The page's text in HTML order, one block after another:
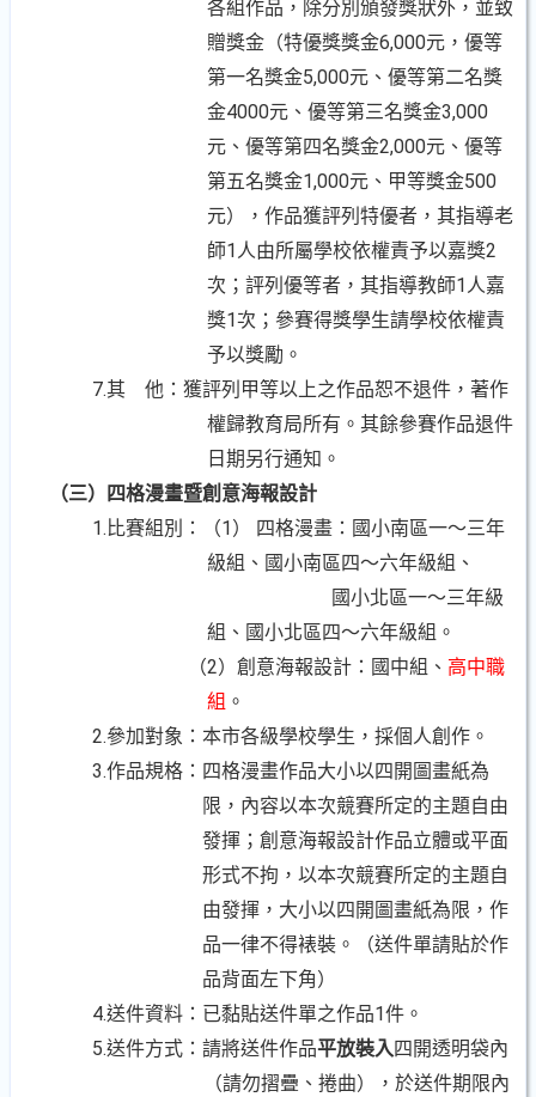
各組作品，除分別頒發獎狀外，並致
贈獎金（特優獎獎金6,000元，優等
第一名獎金5,000元、優等第二名獎
金4000元、優等第三名獎金3,000
元、優等第四名獎金2,000元、優等
第五名獎金1,000元、甲等獎金500
元），作品獲評列特優者，其指導老
師1人由所屬學校依權責予以嘉獎2
次；評列優等者，其指導教師1人嘉
獎1次；參賽得獎學生請學校依權責
予以獎勵。
7.其
他：獲評列甲等以上之作品恕不退件，著作
權歸教育局所有。其餘參賽作品退件
日期另行通知。
（三）四格漫畫暨創意海報設計
1.比賽組別：（1） 四格漫畫：國小南區一～三年
級組、國小南區四～六年級組、
國小北區一～三年級
組、國小北區四～六年級組。
（2）創意海報設計：國中組、 高中職
組 。
2.參加對象：本市各級學校學生，採個人創作。
3.作品規格：四格漫畫作品大小以四開圖畫紙為
限，內容以本次競賽所定的主題自由
發揮；創意海報設計作品立體或平面
形式不拘，以本次競賽所定的主題自
由發揮，大小以四開圖畫紙為限，作
品一律不得裱裝。（送件單請貼於作
品背面左下角）
4.送件資料：已黏貼送件單之作品1件。
5.送件方式：請將送件作品平放裝入四開透明袋內
（請勿摺疊、捲曲），於送件期限內